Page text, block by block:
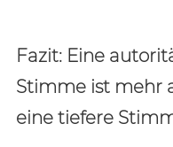
Fazit: Eine
Stimme ist mehr
eine tiefere